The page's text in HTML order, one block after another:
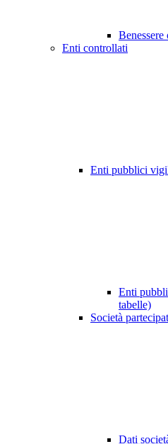
Enti controllati
Enti pubblici
Enti
tabelle)
Società
Dati